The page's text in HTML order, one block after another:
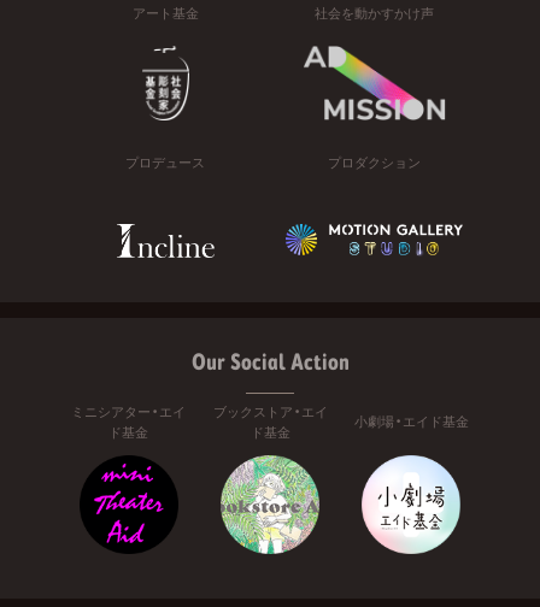
アート基金 社会を動かすかけ声
プロデュース プロダクション
Our Social Action
ミニシアター・エイ
ド基金
ブックストア・エイ
ド基金
小劇場・エイド基金